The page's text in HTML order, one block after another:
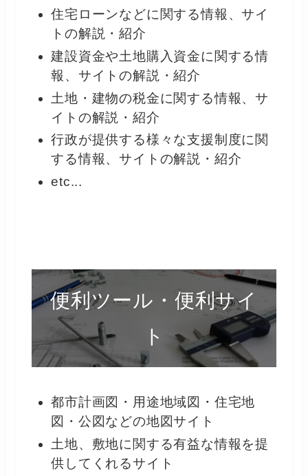
住宅ローンなどに関する情報、サイ
トの解説・紹介
建設資金や土地購入資金に関する情
報、サイトの解説・紹介
土地・建物の税金に関する情報、サ
イトの解説・紹介
行政が提供する様々な支援制度に関
する情報、サイトの解説・紹介
etc...
便利ツール・便利サイ
ト
都市計画図・用途地域図・住宅地
図・公図などの地図サイト
土地、敷地に関する有益な情報を提
供してくれるサイト